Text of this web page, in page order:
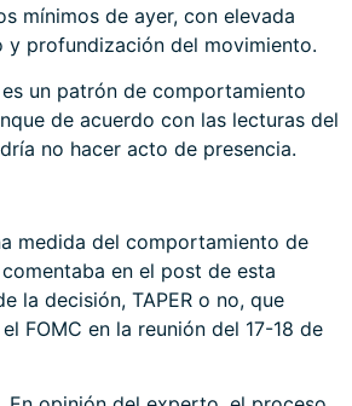
mínimos de ayer, con elevada
y profundización del movimiento.
un patrón de comportamiento
de acuerdo con las lecturas del
no hacer acto de presencia.
medida del comportamiento de
en el post de esta
la decisión, TAPER o no, que
FOMC en la reunión del 17-18 de